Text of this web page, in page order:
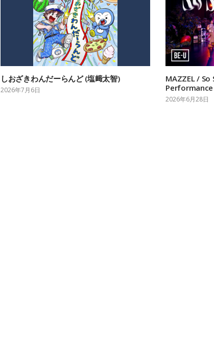
しおざきわんだーらんど (塩﨑太智)
2026年7月6日
MAZZEL /
Performance
2026年6月28日